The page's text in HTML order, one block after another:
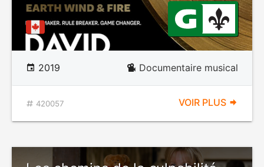
2019 Documentaire musical
420057 VOIR PLUS